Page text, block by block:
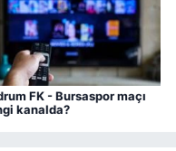
FK - Bursaspor maçı
kanalda?